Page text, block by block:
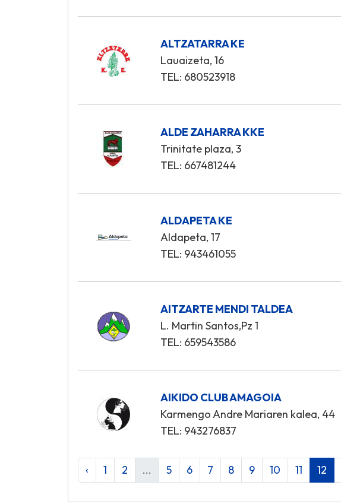
ALTZATARRA KE
Lauaizeta, 16
TEL: 680523918
ALDE ZAHARRA KKE
Trinitate plaza, 3
TEL: 667481244
ALDAPETA KE
Aldapeta, 17
TEL: 943461055
AITZARTE MENDI TALDEA
L. Martin Santos,Pz 1
TEL: 659543586
AIKIDO CLUB AMAGOIA
Karmengo Andre Mariaren kalea, 44
TEL: 943276837
‹ 1 2 ... 5 6 7 8 9 10 11 12